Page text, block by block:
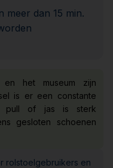
meer dan 15 min.
en het museum zijn
is er een constante
pull of jas is sterk
gesloten schoenen
rolstoelgebruikers en